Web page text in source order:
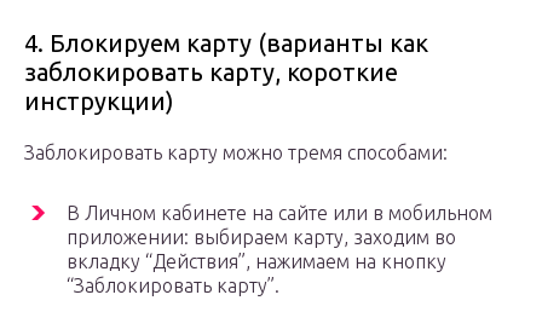
4. Блокируем карту (варианты как
заблокировать карту, короткие
инструкции)
Заблокировать карту можно тремя способами:
В Личном кабинете на сайте или в мобильном
приложении: выбираем карту, заходим во
вкладку “Действия”, нажимаем на кнопку
“Заблокировать карту”.